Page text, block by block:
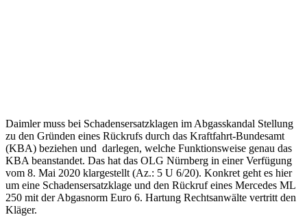
Daimler muss bei Schadensersatzklagen im Abgasskandal Stellung
zu den Gründen eines Rückrufs durch das Kraftfahrt-Bundesamt
(KBA) beziehen und darlegen, welche Funktionsweise genau das
KBA beanstandet. Das hat das OLG Nürnberg in einer Verfügung
vom 8. Mai 2020 klargestellt (Az.: 5 U 6/20). Konkret geht es hier
um eine Schadensersatzklage und den Rückruf eines Mercedes ML
250 mit der Abgasnorm Euro 6. Hartung Rechtsanwälte vertritt den
Kläger.